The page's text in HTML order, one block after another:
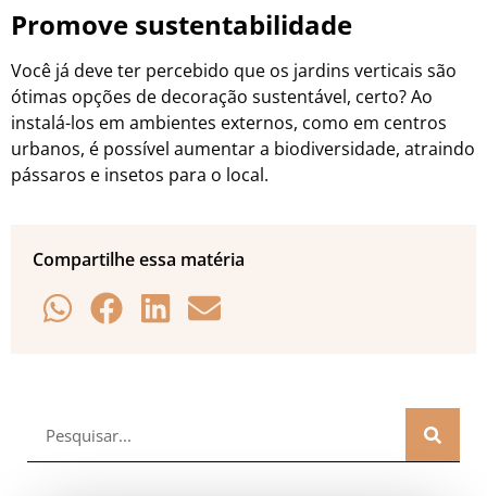
Promove sustentabilidade
Você já deve ter percebido que os jardins verticais são
ótimas opções de decoração sustentável, certo? Ao
instalá-los em ambientes externos, como em centros
urbanos, é possível aumentar a biodiversidade, atraindo
pássaros e insetos para o local.
Compartilhe essa matéria